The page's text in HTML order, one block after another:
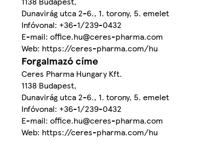
Dunavirág utca 2-6., 1. torony, 5. emelet
Infóvonal: +36-1/239-0432
E-mail: office.hu@ceres-pharma.com
Web: https://ceres-pharma.com/hu
Forgalmazó címe
Ceres Pharma Hungary Kft.
1138 Budapest,
Dunavirág utca 2-6., 1. torony, 5. emelet
Infóvonal: +36-1/239-0432
E-mail: office.hu@ceres-pharma.com
Web: https://ceres-pharma.com/hu